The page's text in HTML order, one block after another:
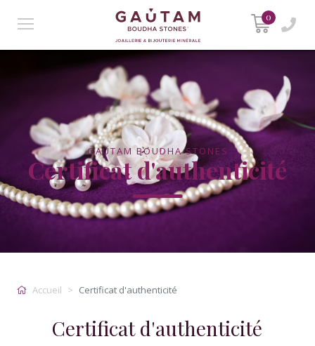
0
GAUTAM BOUDHA STONES
Certificat d'authenticité
Accueil Certificat d'authenticité
Certificat d'authenticité